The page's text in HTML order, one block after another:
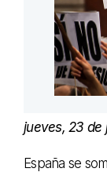
jueves, 23 de
España se